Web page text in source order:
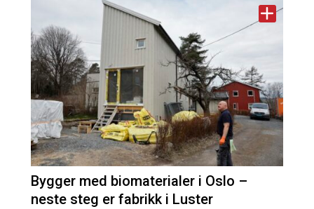
Bygger med biomaterialer i Oslo –
neste steg er fabrikk i Luster